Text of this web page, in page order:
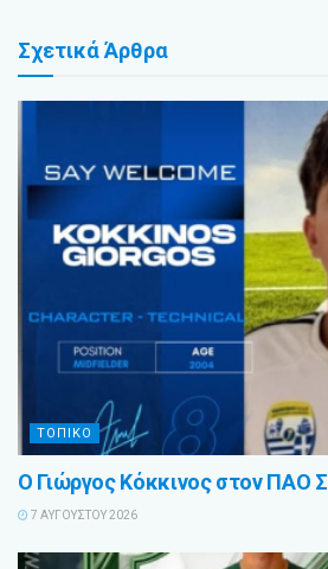
ΣχετικάΆρθρα
ΤΟΠΙΚΟ
Ο Γιώργος Κόκκινος στον ΠΑΟ
7 ΑΥΓΟΎΣΤΟΥ 2026